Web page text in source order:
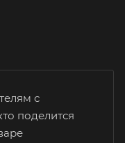
с
поделится